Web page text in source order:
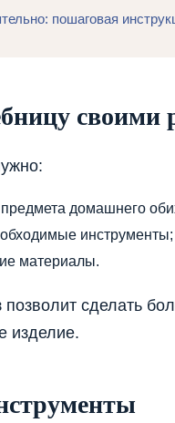
пошаговая
своими
предмета домашнего
инструменты;
материалы.
сделать
изделие.